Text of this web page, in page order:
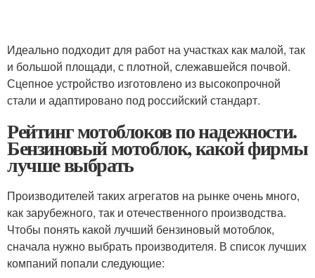
Идеально подходит для работ на участках как малой, так
и большой площади, с плотной, слежавшейся почвой.
Сцепное устройство изготовлено из высокопрочной
стали и адаптировано под российский стандарт.
Рейтинг мотоблоков по надежности.
Бензиновый мотоблок, какой фирмы
лучше выбрать
Производителей таких агрегатов на рынке очень много,
как зарубежного, так и отечественного производства.
Чтобы понять какой лучший бензиновый мотоблок,
сначала нужно выбрать производителя. В список лучших
компаний попали следующие: